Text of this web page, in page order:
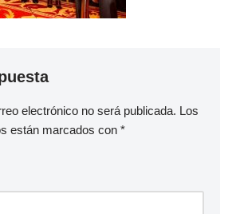
electrónico no será publicada. Los
están marcados con *